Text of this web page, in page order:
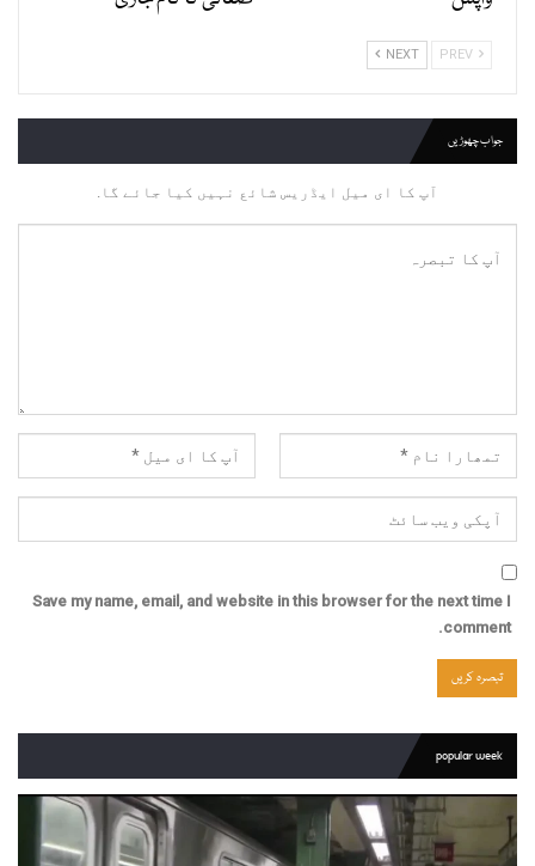
NEXT
جواب چھوڑیں
آپ کا ای میل ایڈریس شائع نہیں کیا جائے گا.
Save my name, email, and website in this browser for the next time I
comment.
popular week